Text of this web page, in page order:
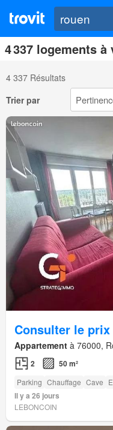
4 337 logements à
4 337 Résultats
Trier par
Consulter le prix
Appartement à 76000,
2 50 m²
Parking Chauffage Cave
Il y a 26 jours
LEBONCOIN